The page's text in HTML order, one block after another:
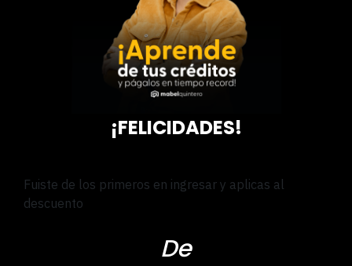
¡FELICIDADES!
Fuiste de los primeros en ingresar y aplicas al
descuento
De